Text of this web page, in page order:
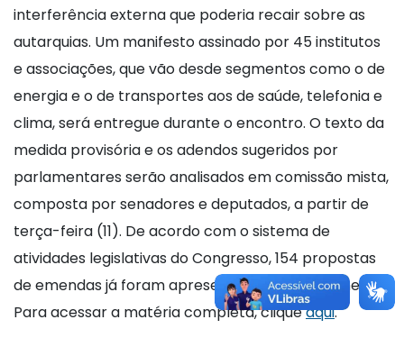
interferência externa que poderia recair sobre as
autarquias. Um manifesto assinado por 45 institutos
e associações, que vão desde segmentos como o de
energia e o de transportes aos de saúde, telefonia e
clima, será entregue durante o encontro. O texto da
medida provisória e os adendos sugeridos por
parlamentares serão analisados em comissão mista,
composta por senadores e deputados, a partir de
terça-feira (11). De acordo com o sistema de
atividades legislativas do Congresso, 154 propostas
de emendas já foram apresentadas até o momento.
Para acessar a matéria completa, cliqueaqui.